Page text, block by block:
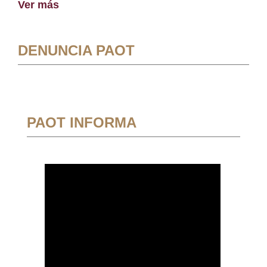
Ver más
DENUNCIA PAOT
PAOT INFORMA